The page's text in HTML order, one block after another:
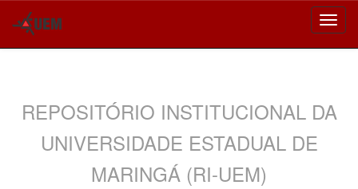
REPOSITÓRIO INSTITUCIONAL DA
UNIVERSIDADE ESTADUAL DE
MARINGÁ (RI-UEM)